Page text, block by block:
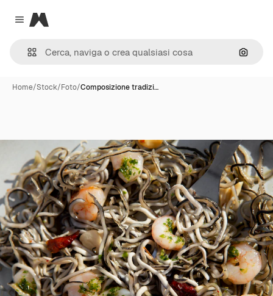
Close menu
Magnific
Cerca
Home/Stock/Foto/Composizione tradizi…